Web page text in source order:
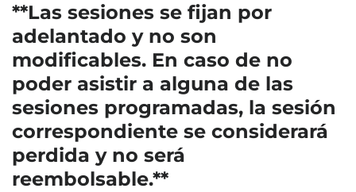
**Las sesiones se fijan por
adelantado y no son
modificables. En caso de no
poder asistir a alguna de las
sesiones programadas, la sesión
correspondiente se considerará
perdida y no será
reembolsable.**